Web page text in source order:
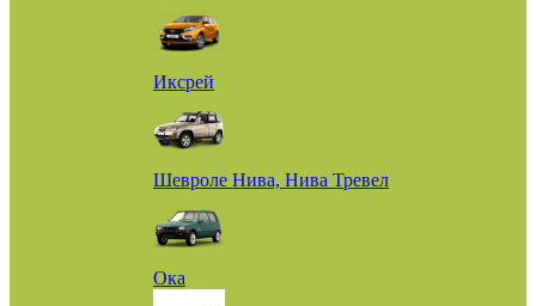
Иксрей
Шевроле Нива, Нива Тревел
Ока